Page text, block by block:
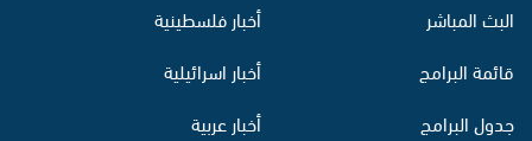
البث المباشر
قائمة البرامج
جدول البرامج
أخبار فلسطينية
أخبار اسرائيلية
أخبار عربية